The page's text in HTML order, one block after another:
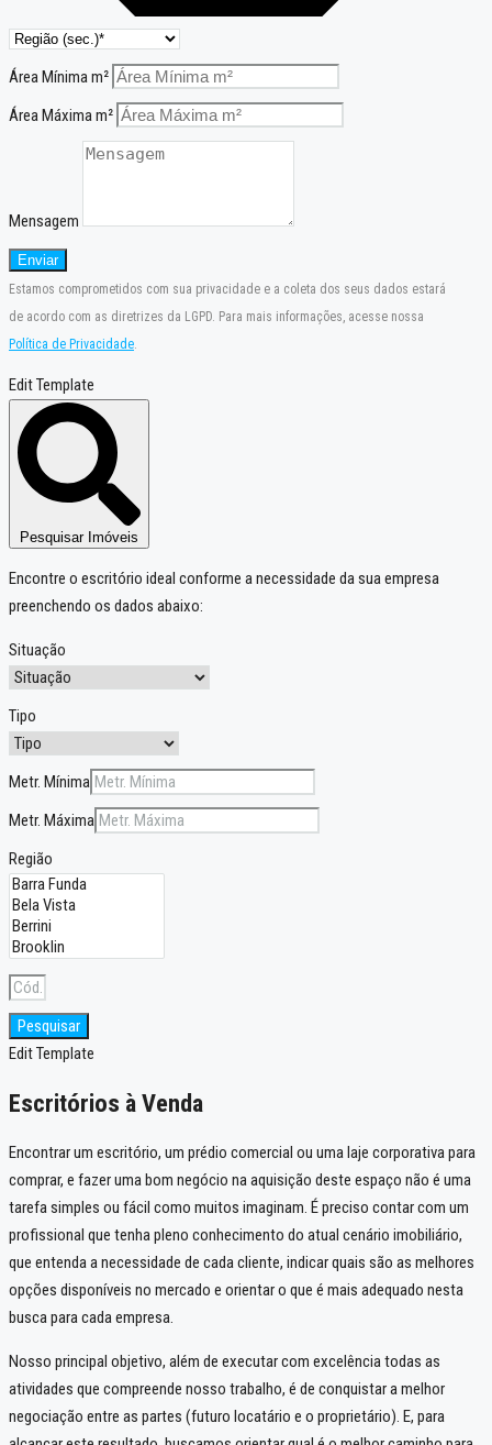
Área Mínima m²
Área Máxima m²
Mensagem
Enviar
Estamos comprometidos com sua privacidade e a coleta dos seus dados estará
de acordo com as diretrizes da LGPD. Para mais informações, acesse nossa
Política de Privacidade.
Edit Template
Pesquisar Imóveis
Encontre o escritório ideal conforme a necessidade da sua empresa
preenchendo os dados abaixo:
Situação
Tipo
Metr. Mínima
Metr. Máxima
Região
Pesquisar
Edit Template
Escritórios à Venda
Encontrar um escritório, um prédio comercial ou uma laje corporativa para
comprar, e fazer uma bom negócio na aquisição deste espaço não é uma
tarefa simples ou fácil como muitos imaginam. É preciso contar com um
profissional que tenha pleno conhecimento do atual cenário imobiliário,
que entenda a necessidade de cada cliente, indicar quais são as melhores
opções disponíveis no mercado e orientar o que é mais adequado nesta
busca para cada empresa.
Nosso principal objetivo, além de executar com excelência todas as
atividades que compreende nosso trabalho, é de conquistar a melhor
negociação entre as partes (futuro locatário e o proprietário). E, para